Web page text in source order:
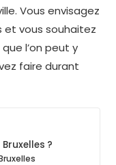
Vous envisagez
et vous souhaitez
l’on peut y
faire durant
?